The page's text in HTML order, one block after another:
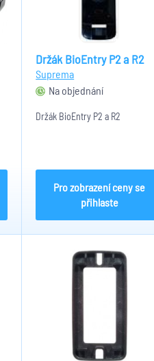
Držák BioEntry P2 a R2
Suprema
Na objednání
Držák BioEntry P2 a R2
Pro zobrazení ceny se
přihlaste